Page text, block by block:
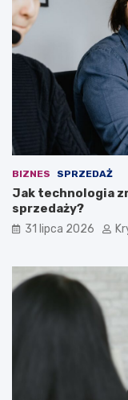
BIZNES SPRZEDAŻ
Jak technologia
sprzedaży?
31 lipca 2026